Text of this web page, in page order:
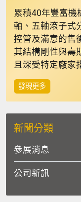
累積40年豐富機
軸、五軸滾子式
控管及滿意的售
其結構剛性與壽
且深受特定廠家
發現更多
新聞分類
參展消息
公司新訊